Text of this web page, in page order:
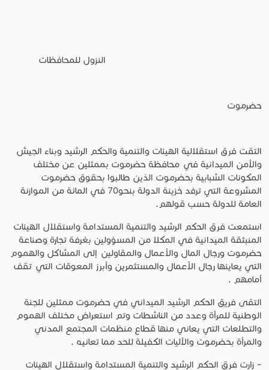
النزول للمحافظات
حضرموت
التقت فرق استقلالية الهيئات والتنمية والحكم الرشيد وبناء الجيش
والأمن الميدانية في محافظة حضرموت بممثلين عن مختلف
المكونات الشبابية بحضرموت الذين طالبوا بحقوق حضرموت
المشروعة التي ترفد خزينة الدولة بنحو70 في المائة من الموازنة
العامة للدولة حسب قولهم.
استمعت فرق الحكم الرشيد والتنمية المستدامة واستقلال الهيئات
المنبثقة الميدانية في المكلا من المسؤولين بغرفة تجارة وصناعة
حضرموت ورجال المال والأعمال والمقاولين إلى المشاكل والهموم
التي يعاينها رجال الأعمال والمستثمرين وأبرز المعوقات التي تقف
أمامهم .
التقى فريق الحكم الرشيد الميداني في حضرموت ممثلين للجنة
الوطنية للمرأة وعدد من الناشطات وتم استعراض مختلف الهموم
والتطلعات التي يعاني منها قطاع منظمات المجتمع المدني
والمرأة بحضرموت والآليات الكفيلة للحد مما تعانيه .
– زارت فرق الحكم الرشيد والتنمية المستدامة واستقلال الهيئات